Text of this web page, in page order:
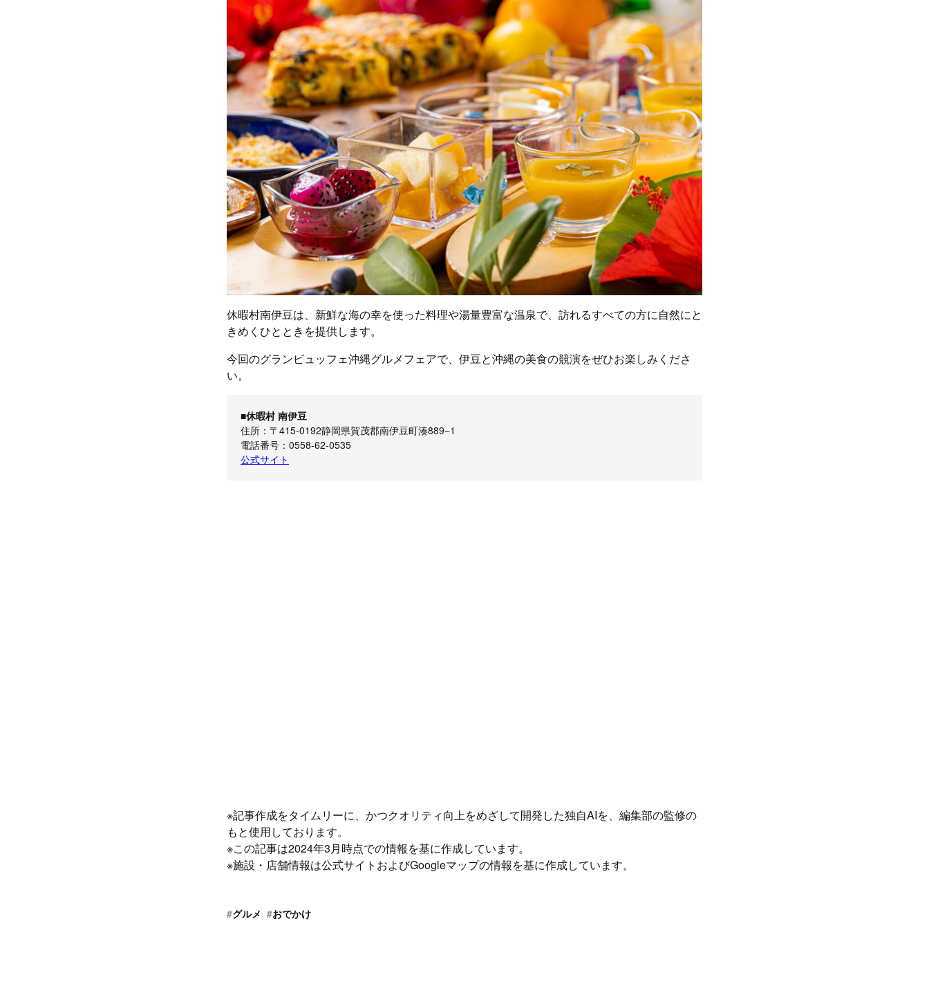
休暇村南伊豆は、新鮮な海の幸を使った料理や湯量豊富な温泉で、訪れるすべての方に自然にと
きめくひとときを提供します。
今回のグランビュッフェ沖縄グルメフェアで、伊豆と沖縄の美食の競演をぜひお楽しみくださ
い。
■休暇村 南伊豆
住所：〒415-0192静岡県賀茂郡南伊豆町湊889−1
電話番号：0558-62-0535
公式サイト
※記事作成をタイムリーに、かつクオリティ向上をめざして開発した独自AIを、編集部の監修の
もと使用しております。
※この記事は2024年3月時点での情報を基に作成しています。
※施設・店舗情報は公式サイトおよびGoogleマップの情報を基に作成しています。
#グルメ #おでかけ